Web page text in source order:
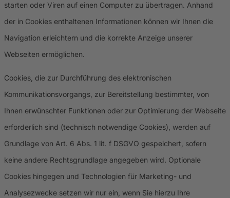
starten oder Viren auf einen Computer zu übertragen. Anhand
der in Cookies enthaltenen Informationen können wir Ihnen die
Navigation erleichtern und die korrekte Anzeige unserer
Webseiten ermöglichen.
Cookies, die zur Durchführung des elektronischen
Kommunikationsvorgangs, zur Bereitstellung bestimmter, von
Ihnen erwünschter Funktionen oder zur Optimierung der Webseite
erforderlich sind (technisch notwendige Cookies), werden auf
Grundlage von Art. 6 Abs. 1 lit. f DSGVO gespeichert, sofern
keine andere Rechtsgrundlage angegeben wird. Optionale
Cookies hingegen und Technologien für Marketing- und
Analysezwecke setzen wir nur ein, wenn Sie hierzu Ihre